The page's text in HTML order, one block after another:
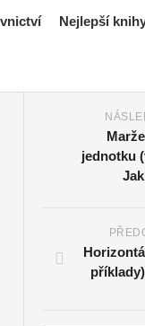
Nejlepší
jednotku